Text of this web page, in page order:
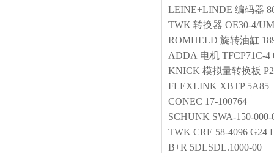
LEINE+LINDE 编码器
TWK 转换器 OE30-4/UM
ROMHELD 旋转油缸
ADDA 电机 TFCP71C-4
KNICK 模拟量转换板
FLEXLINK XBTP 5A85
CONEC 17-100764
SCHUNK SWA-150-000-
TWK CRE 58-4096 G24
B+R 5DLSDL.1000-00